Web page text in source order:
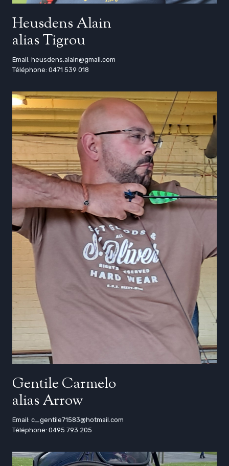
Heusdens Alain
alias Tigrou
Email: heusdens.alain@gmail.com
Téléphone: 0471 539 018
Gentile Carmelo
alias Arrow
Email: c_gentile71583@hotmail.com
Téléphone: 0495 793 205